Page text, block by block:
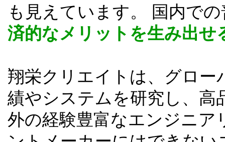
も見えています。 国内で
済的なメリットを生み出せ
翔栄クリエイトは、グロー
績やシステムを研究し、高
外の経験豊富なエンジニア